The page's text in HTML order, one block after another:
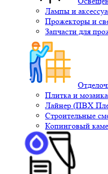
Лампы и
Прожекторы и
Запчасти для
Плитка и мозаика
Лайнер (ПВХ
Строительные
Копинговый